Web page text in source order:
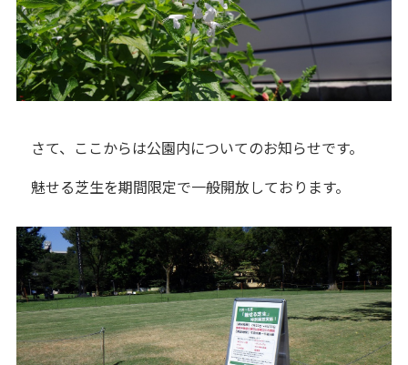
さて、ここからは公園内についてのお知らせです。
魅せる芝生を期間限定で一般開放しております。